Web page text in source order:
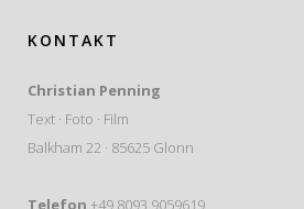
KONTAKT
Christian Penning
Text · Foto · Film
Balkham 22 · 85625 Glonn
Telefon +49 8093 9059619